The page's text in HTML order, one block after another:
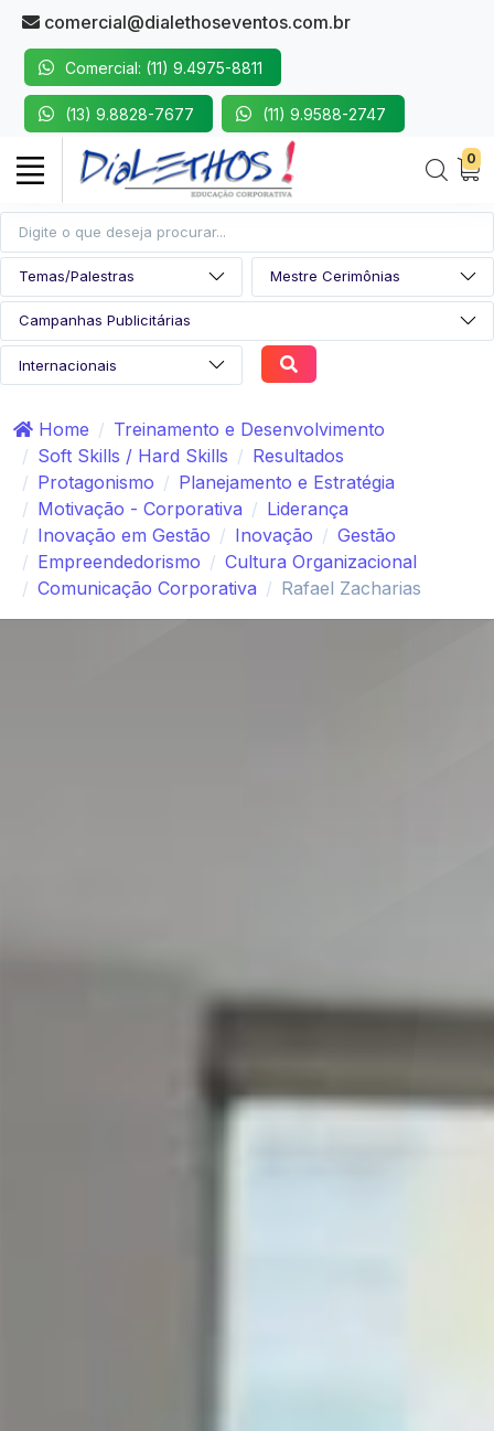
comercial@dialethoseventos.com.br
Comercial: (11) 9.4975-8811
(13) 9.8828-7677 (11) 9.9588-2747
0
Home
Treinamento e Desenvolvimento
Soft Skills / Hard Skills
Resultados
Protagonismo
Planejamento e Estratégia
Motivação - Corporativa
Liderança
Inovação em Gestão
Inovação
Gestão
Empreendedorismo
Cultura Organizacional
Comunicação Corporativa
Rafael Zacharias